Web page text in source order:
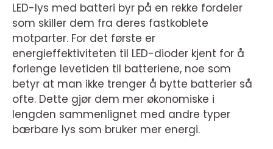
LED-lys med batteri byr på en rekke fordeler
som skiller dem fra deres fastkoblete
motparter. For det første er
energieffektiviteten til LED-dioder kjent for å
forlenge levetiden til batteriene, noe som
betyr at man ikke trenger å bytte batterier så
ofte. Dette gjør dem mer økonomiske i
lengden sammenlignet med andre typer
bærbare lys som bruker mer energi.